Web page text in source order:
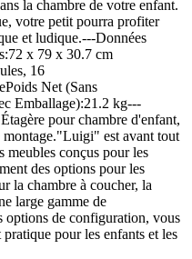
la chambre de votre enfant.
votre petit pourra profiter
et ludique.---Données
x 79 x 30.7 cm
16
Net (Sans
Emballage):21.2 kg---
pour chambre d'enfant,
est avant tout
meubles conçus pour les
des options pour les
la chambre à coucher, la
large gamme de
options de configuration, vous
pour les enfants et les